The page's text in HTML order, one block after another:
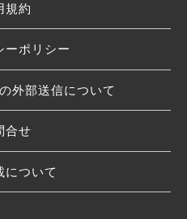
規約
ーポリシー
外部送信について
合せ
について